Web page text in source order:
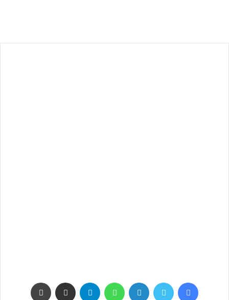
فيسبوك تويتر لينكدإن واتساب تيلقرام مشاركة عبر البريد